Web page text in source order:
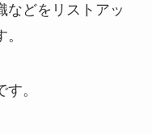
などをリストアッ
。